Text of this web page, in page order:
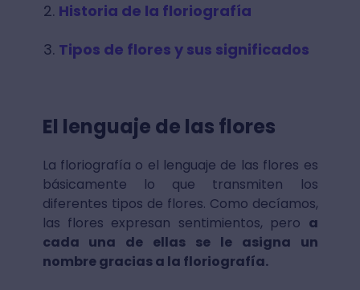
Historia de la floriografía
Tipos de flores y sus significados
El lenguaje de las flores
La floriografía o el lenguaje de las flores es
básicamente lo que transmiten los
diferentes tipos de flores. Como decíamos,
las flores expresan sentimientos, pero a
cada una de ellas se le asigna un
nombre gracias a la floriografía.